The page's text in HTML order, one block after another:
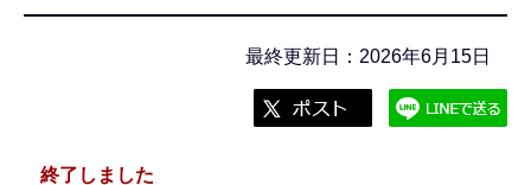
最終更新日：2026年6月15日
終了しました